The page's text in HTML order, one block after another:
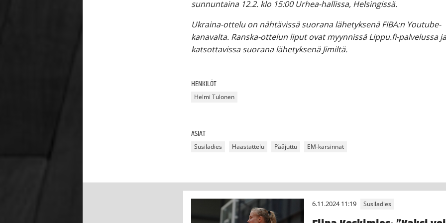
sunnuntaina 12.2. klo 15:00 Urhea-hallissa, Helsingissä.
Ukraina-ottelu on nähtävissä suorana lähetyksenä FIBA:n Youtube-
kanavalta. Ranska-ottelun liput ovat myynnissä Lippu.fi-palvelussa
katsottavissa suorana lähetyksenä Jimiltä.
HENKILÖT
Helmi Tulonen
ASIAT
Susiladies Haastattelu Pääjuttu EM-karsinnat
6.11.2024 11:19 Susiladies